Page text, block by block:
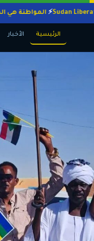
الرئيسية الأخبار